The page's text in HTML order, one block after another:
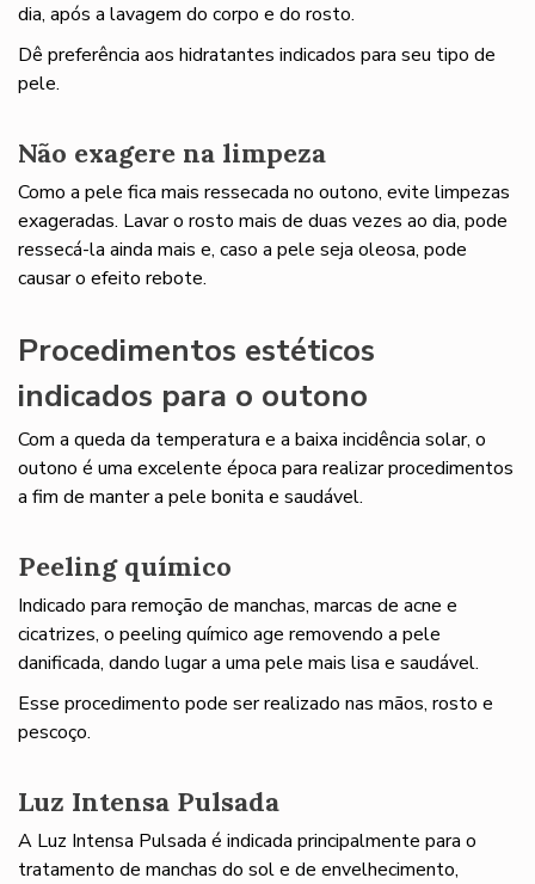
dia, após a lavagem do corpo e do rosto.
Dê preferência aos hidratantes indicados para seu tipo de
pele.
Não exagere na limpeza
Como a pele fica mais ressecada no outono, evite limpezas
exageradas. Lavar o rosto mais de duas vezes ao dia, pode
ressecá-la ainda mais e, caso a pele seja oleosa, pode
causar o efeito rebote.
Procedimentos estéticos
indicados para o outono
Com a queda da temperatura e a baixa incidência solar, o
outono é uma excelente época para realizar procedimentos
a fim de manter a pele bonita e saudável.
Peeling químico
Indicado para remoção de manchas, marcas de acne e
cicatrizes, o peeling químico age removendo a pele
danificada, dando lugar a uma pele mais lisa e saudável.
Esse procedimento pode ser realizado nas mãos, rosto e
pescoço.
Luz Intensa Pulsada
A Luz Intensa Pulsada é indicada principalmente para o
tratamento de manchas do sol e de envelhecimento,